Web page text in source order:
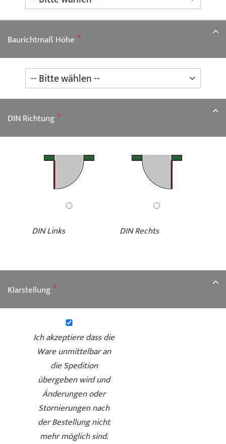
Baurichtmaß Höhe
DIN Richtung
DIN Links DIN Rechts
Klarstellung
Ich akzeptiere dass die
Ware unmittelbar an
die Spedition
übergeben wird und
Änderungen oder
Stornierungen nach
der Bestellung nicht
mehr möglich sind.